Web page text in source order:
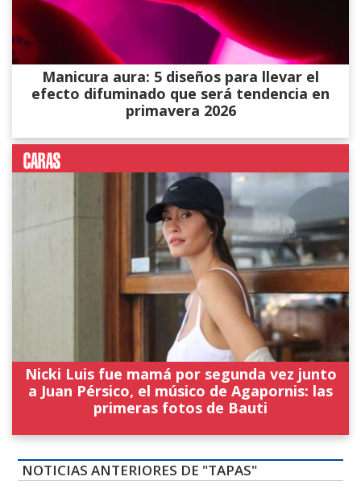
Manicura aura: 5 diseños para llevar el
efecto difuminado que será tendencia en
primavera 2026
Nicki Luis fue mamá por segunda vez junto
a Juan Pérsico, el músico de Agapornis: las
primeras fotos de Bauti
NOTICIAS ANTERIORES DE "TAPAS"